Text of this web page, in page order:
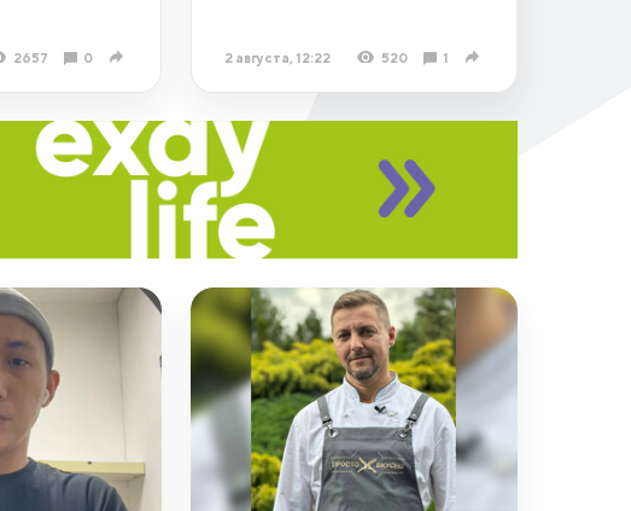
2657 0 2 августа, 12:22 520 1